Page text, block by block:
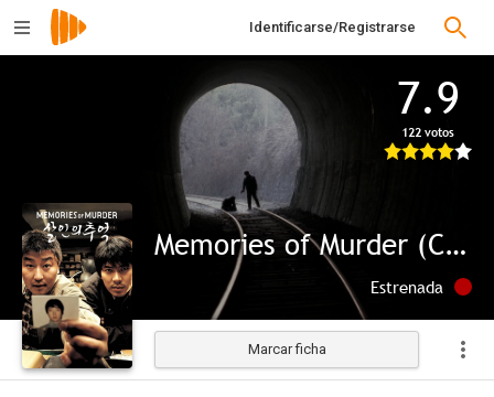
Identificarse/Registrarse
7.9
122 votos
Memories of Murder (Crónica de un asesino en serie)
Estrenada
Marcar ficha